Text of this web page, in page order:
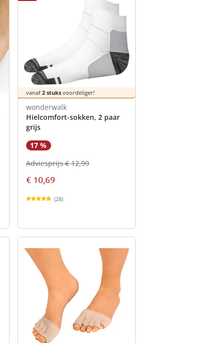
vanaf 2 stuks voordeliger!
wonderwalk
Hielcomfort-sokken, 2 paar
grijs
17 %
€ 10,69
Adviesprijs € 12,99
(28)